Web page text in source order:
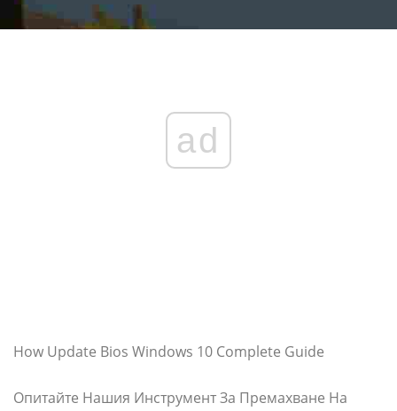
ad
How Update Bios Windows 10 Complete Guide
Опитайте Нашия Инструмент За Премахване На